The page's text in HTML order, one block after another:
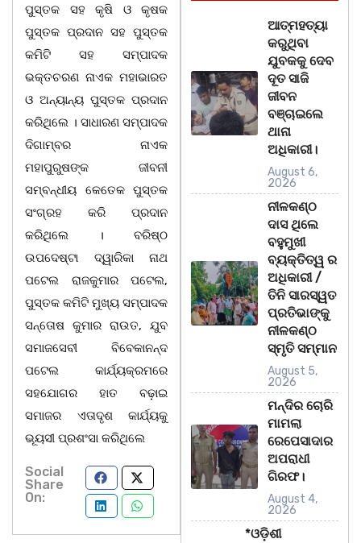
ପୁସ୍ତକ ସହ କୃଷି ଓ କୃଷକ
ପୁସ୍ତକ ପ୍ରଦାନ ସହ ପୁସ୍ତକ
କମିଟି ସହ ସମ୍ପାଦକ
ଭକ୍ତଚରଣ ନାଏକ ମହାଭାରତ
ଓ ଅନ୍ୟାନ୍ୟ ପୁସ୍ତକ ପ୍ରଦାନ
କରିଥିଲେ । ସାଧାରଣ ସମ୍ପାଦକ
ଦିଗାମ୍ବର ନାଏକ
ମହାପୁରୁଷଙ୍କ ଜୀବନୀ
ସମ୍ବନ୍ଧୀୟ କେତେକ ପୁସ୍ତକ
ସଂଗ୍ରହ କରି ପ୍ରଦାନ
କରିଥିଲେ । ବରିଷ୍ଠ
ଉପଦେଷ୍ଟା ଦ୍ୱାରିକା ନାଥ
ପଟେଲ ରାଜକୁମାର ପଟେଲ,
ପୁସ୍ତକ କମିଟି ମୁଖ୍ୟ ସମ୍ପାଦକ
ସନ୍ତୋଷ କୁମାର ରାଉତ, ଯୁବ
ସମାଜସେବୀ ବିବେକାନନ୍ଦ
ପଟେଲ କାର୍ଯ୍ୟକ୍ରମରେ
ସହଯୋଗର ହାତ ବଢ଼ାଇ
ସମାଜର ଏତାଦୃଶ କାର୍ଯ୍ୟକୁ
ଭୂୟସୀ ପ୍ରଶଂସା କରିଥିଲେ
Social
Share
On:
ଆତ୍ମହତ୍ୟା
କରୁଥିବା
ଯୁବକକୁ ଦେବ
ଦୂତ ସାଜି
ଜୀବନ
ବଞ୍ଚାଇଲେ
ଥାନା
ଅଧିକାରୀ।
August 6,
2026
ନୀଳକଣ୍ଠ
ଦାସ ଥିଲେ
ବହୁମୁଖୀ
ବ୍ୟକ୍ତିତ୍ୱ ର
ଅଧିକାରୀ /
ତିନି ସାରସ୍ୱତ
ପ୍ରତିଭାଙ୍କୁ
ନୀଳକଣ୍ଠ
ସ୍ମୃତି ସମ୍ମାନ
August 5,
2026
ମନ୍ଦିର ଚୋରି
ମାମଲା
ରେପେସାଦାର
ଅପରାଧୀ
ଗିରଫ।
August 4,
2026
*ଓଡ଼ିଶୀ